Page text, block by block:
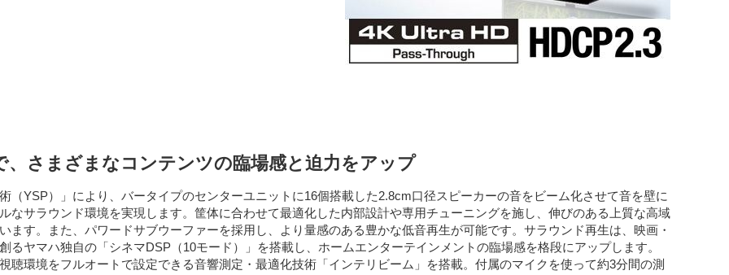
さまざまなコンテンツの臨場感と迫力をアップ
（YSP）」により、バータイプのセンターユニットに16個搭載した2.8cm口径スピーカーの音をビーム化させて音を壁に
なサラウンド環境を実現します。筐体に合わせて最適化した内部設計や専用チューニングを施し、伸びのある上質な高域
す。また、パワードサブウーファーを採用し、より量感のある豊かな低音再生が可能です。サラウンド再生は、映画・
ヤマハ独自の「シネマDSP（10モード）」を搭載し、ホームエンターテインメントの臨場感を格段にアップします。
聴環境をフルオートで設定できる音響測定・最適化技術「インテリビーム」を搭載。付属のマイクを使って約3分間の測